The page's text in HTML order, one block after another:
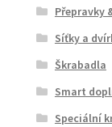
Přepravky
Síťky a
Škrabadla
Smart
Speciální